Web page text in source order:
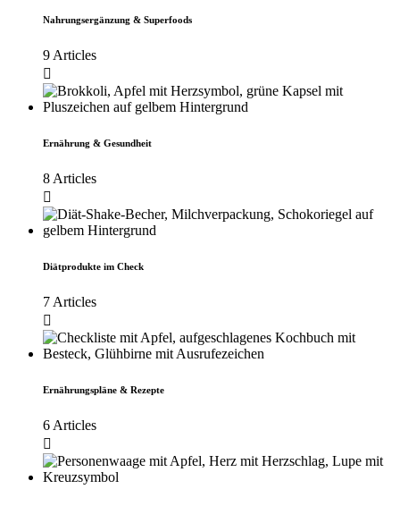
Nahrungsergänzung & Superfoods
9 Articles
Ernährung & Gesundheit
8 Articles
Diätprodukte im Check
7 Articles
Ernährungspläne & Rezepte
6 Articles